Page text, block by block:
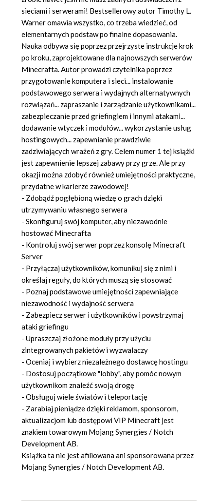
sieciami i serwerami! Bestsellerowy autor Timothy L.
Warner omawia wszystko, co trzeba wiedzieć, od
elementarnych podstaw po finalne dopasowania.
Nauka odbywa się poprzez przejrzyste instrukcje krok
po kroku, zaprojektowane dla najnowszych serwerów
Minecrafta. Autor prowadzi czytelnika poprzez
przygotowanie komputera i sieci... instalowanie
podstawowego serwera i wydajnych alternatywnych
rozwiązań... zapraszanie i zarządzanie użytkownikami...
zabezpieczanie przed griefingiem i innymi atakami...
dodawanie wtyczek i modułów... wykorzystanie usług
hostingowych... zapewnianie prawdziwie
zadziwiających wrażeń z gry. Celem numer 1 tej książki
jest zapewnienie lepszej zabawy przy grze. Ale przy
okazji można zdobyć również umiejętności praktyczne,
przydatne w karierze zawodowej!
- Zdobądź pogłębioną wiedzę o grach dzięki
utrzymywaniu własnego serwera
- Skonfiguruj swój komputer, aby niezawodnie
hostować Minecrafta
- Kontroluj swój serwer poprzez konsolę Minecraft
Server
- Przyłączaj użytkowników, komunikuj się z nimi i
określaj reguły, do których muszą się stosować
- Poznaj podstawowe umiejętności zapewniające
niezawodność i wydajność serwera
- Zabezpiecz serwer i użytkowników i powstrzymaj
ataki griefingu
- Upraszczaj złożone moduły przy użyciu
zintegrowanych pakietów i wyzwalaczy
- Oceniaj i wybierz niezależnego dostawcę hostingu
- Dostosuj początkowe "lobby", aby pomóc nowym
użytkownikom znaleźć swoją drogę
- Obsługuj wiele światów i teleportację
- Zarabiaj pieniądze dzięki reklamom, sponsorom,
aktualizacjom lub dostępowi VIP Minecraft jest
znakiem towarowym Mojang Synergies / Notch
Development AB.
Książka ta nie jest afiliowana ani sponsorowana przez
Mojang Synergies / Notch Development AB.